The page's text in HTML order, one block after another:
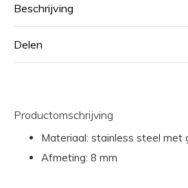
Beschrijving
Delen
Productomschrijving
Materiaal: stainless steel met
Afmeting: 8 mm